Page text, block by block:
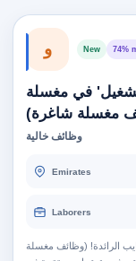
و New 74%
في مغسلة
مغسلة شاغرة)
وظائف خالية
Emirates
Laborers
الرائدة! (وظائف مغسلة